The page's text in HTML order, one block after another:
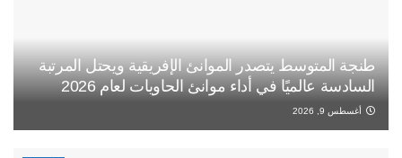
طنجة المتوسط يتصدر الموانئ الإفريقية ويحتل المرتبة
السادسة عالميًا في أداء موانئ الحاويات لعام 2026
أغسطس 9, 2026